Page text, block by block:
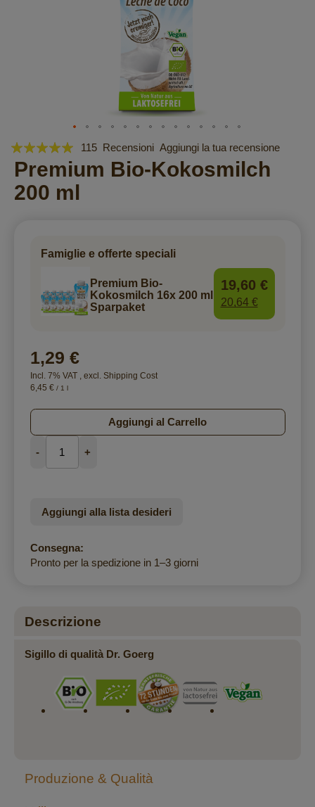
Vai
all'inizio
della
galleria
di
Valutazione:
97
% of100
115 Recensioni Aggiungi la tua recensione
Premium Bio-Kokosmilch
200 ml
Famiglie e offerte speciali
Premium Bio-
Kokosmilch 16x 200 ml
Sparpaket
19,60 €
20,64 €
1,29 €
Incl. 7% VAT excl. Shipping Cost
6,45 €/ 1 l
Aggiungi al Carrello
- +
Aggiungi alla lista desideri
Consegna:
Pronto per la spedizione in 1–3 giorni
Descrizione
Sigillo di qualità Dr. Goerg
Produzione & Qualità